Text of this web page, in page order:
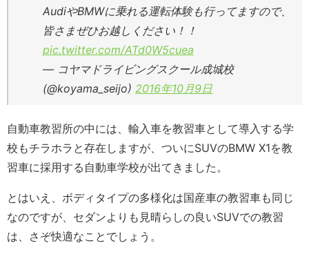
AudiやBMWに乗れる運転体験も行ってますので、
皆さまぜひお越しください！！
pic.twitter.com/ATd0W5cuea
— コヤマドライビングスクール成城校
(@koyama_seijo) 2016年10月9日
自動車教習所の中には、輸入車を教習車として導入する学
校もチラホラと存在しますが、ついにSUVのBMW X1を教
習車に採用する自動車学校が出てきました。
とはいえ、ボディタイプの多様化は国産車の教習車も同じ
なのですが、セダンよりも見晴らしの良いSUVでの教習
は、さぞ快適なことでしょう。